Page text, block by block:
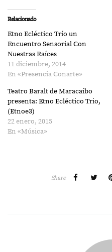
Twitter
(Se
abre
en
una
ventana
nueva)
en
una
ventana
Relacionado
Etno Ecléctico Trío un
Encuentro Sensorial Con
Nuestras Raíces
11 diciembre, 2014
En «Presencia Conarte»
Teatro Baralt de Maracaibo
presenta: Etno Ecléctico Trio,
(Etnoe3)
22 enero, 2015
En «Música»
Share